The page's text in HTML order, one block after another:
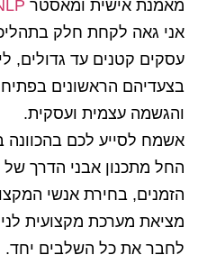
מאמנת אישית ומאסטר
אני גאה לקחת חלק
עסקים קטנים עד גדולים,
בצעדיהם הראשונים
והגשמה עצמית ועסקית.
אשמח לסייע לכם בהכוונה
החל מתכנון אבני הדרך
הזמנים, בחירת אנשי
מציאת מערכת מקצועית
לחבר את כל השלבים יחד.